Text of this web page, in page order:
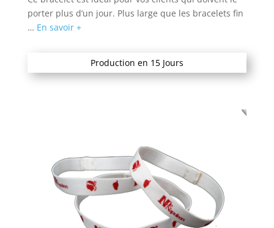
porter plus d’un jour. Plus large que les bracelets fin
… En savoir +
Production en 15 Jours